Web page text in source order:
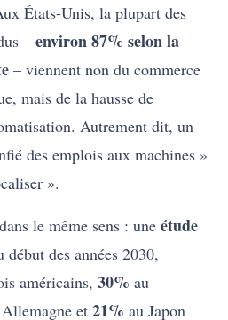
États-Unis, la plupart des
–environ 87% selon la
– viennent non du commerce
mais de la hausse de
Autrement dit, un
des emplois aux machines »
».
le même sens : uneétude
début des années 2030,
américains,30% au
et21% au Japon